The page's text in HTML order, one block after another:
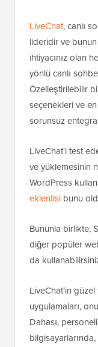
LiveChat, canlı
lideridir ve
ihtiyacınız olan
yönlü canlı
Özelleştirilebilir
seçenekleri ve en
sorunsuz
LiveChat'i test
ve yüklemesinin
WordPress
eklentisi bunu
Bununla birlikte,
diğer popüler
da
LiveChat'in
uygulamaları,
Dahası,